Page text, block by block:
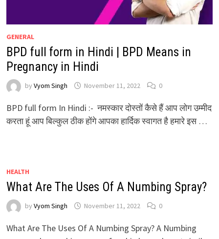
GENERAL
BPD full form in Hindi | BPD Means in
Pregnancy in Hindi
by Vyom Singh November 11, 2022 0
BPD full form In Hindi :- नमस्कार दोस्तों कैसे हैं आप लोग उम्मीद
करता हूं आप बिल्कुल ठीक होंगे आपका हार्दिक स्वागत है हमारे इस …
HEALTH
What Are The Uses Of A Numbing Spray?
by Vyom Singh November 11, 2022 0
What Are The Uses Of A Numbing Spray? A Numbing